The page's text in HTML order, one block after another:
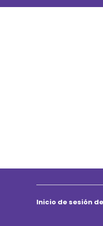
Inicio de sesión